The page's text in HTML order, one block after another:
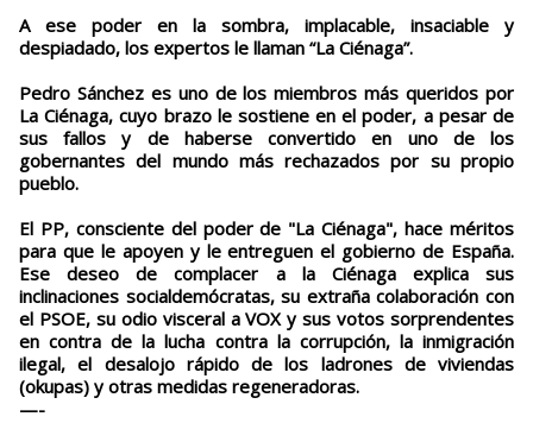
A ese poder en la sombra, implacable, insaciable y
despiadado, los expertos le llaman “La Ciénaga”.
Pedro Sánchez es uno de los miembros más queridos por
La Ciénaga, cuyo brazo le sostiene en el poder, a pesar de
sus fallos y de haberse convertido en uno de los
gobernantes del mundo más rechazados por su propio
pueblo.
El PP, consciente del poder de "La Ciénaga", hace méritos
para que le apoyen y le entreguen el gobierno de España.
Ese deseo de complacer a la Ciénaga explica sus
inclinaciones socialdemócratas, su extraña colaboración con
el PSOE, su odio visceral a VOX y sus votos sorprendentes
en contra de la lucha contra la corrupción, la inmigración
ilegal, el desalojo rápido de los ladrones de viviendas
(okupas) y otras medidas regeneradoras.
—-